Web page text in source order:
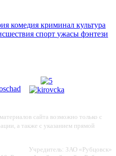
комедия криминал культура
спорт ужасы фэнтези
сайта возможно только с
а также с указанием прямой
Учредитель: ЗАО «Рубцовск»